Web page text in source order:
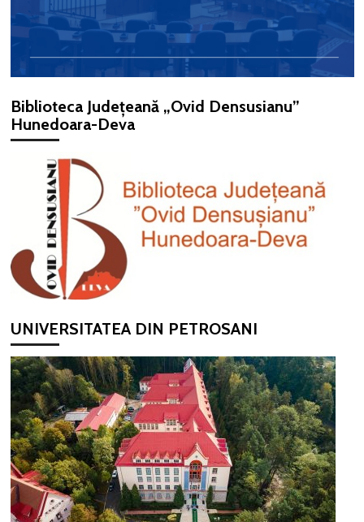
Biblioteca Județeană „Ovid Densusianu”
Hunedoara-Deva
UNIVERSITATEA DIN PETROSANI